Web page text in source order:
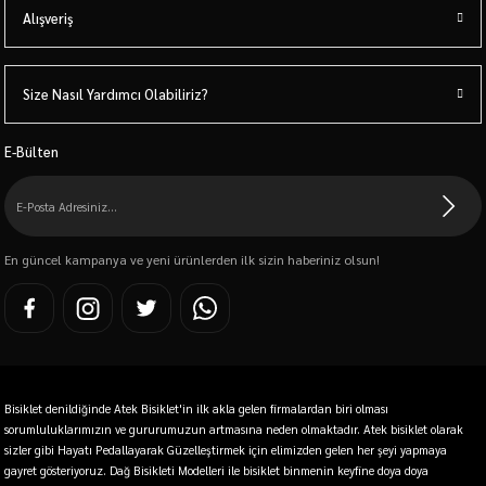
her yaşa uygundur kullanımı rahat ve kolay. Sizde bir
bisiklet satın alarak Atek bisiklet'den alış veriş yapmanın keyfine
varacaksınız.En iyi Bisiklet markalarıKron, Bianchi, Carraro, KTM, Tern,
Salcano, Soho, Ghost, Mosso, Merida, Benelli, Kross, Wilier ve Scoot
bisikletleri sizler için online satış sitemizde topladık.
Ucuz Bisiklet Fiyatları
ve göz alıcı modeller atekbisiklet.com online bisiklet satış sitesinde.
Alışveriş
Size Nasıl Yardımcı Olabiliriz?
E-Bülten
En güncel kampanya ve yeni ürünlerden ilk sizin haberiniz olsun!
Bisiklet denildiğinde Atek Bisiklet'in ilk akla gelen firmalardan biri olması
sorumluluklarımızın ve gururumuzun artmasına neden olmaktadır. Atek bisiklet olarak
sizler gibi Hayatı Pedallayarak Güzelleştirmek için elimizden gelen her şeyi yapmaya
gayret gösteriyoruz. Dağ Bisikleti Modelleri ile bisiklet binmenin keyfine doya doya